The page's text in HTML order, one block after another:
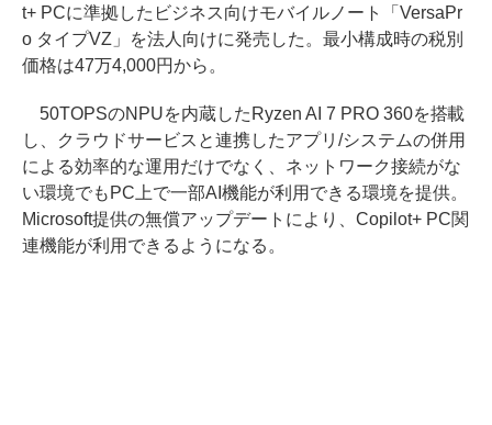
t+ PCに準拠したビジネス向けモバイルノート「VersaPr
o タイプVZ」を法人向けに発売した。最小構成時の税別
価格は47万4,000円から。
50TOPSのNPUを内蔵したRyzen AI 7 PRO 360を搭載
し、クラウドサービスと連携したアプリ/システムの併用
による効率的な運用だけでなく、ネットワーク接続がな
い環境でもPC上で一部AI機能が利用できる環境を提供。
Microsoft提供の無償アップデートにより、Copilot+ PC関
連機能が利用できるようになる。